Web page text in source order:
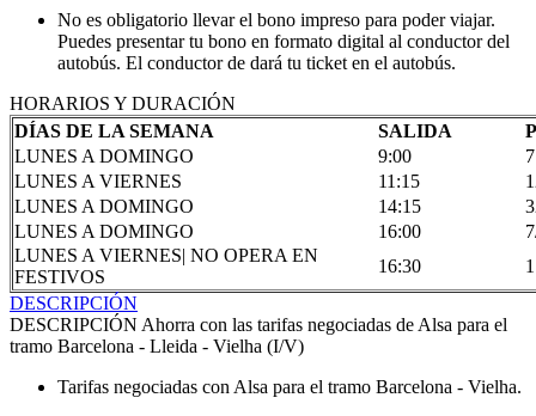
No es obligatorio llevar el bono impreso para poder viajar.
Puedes presentar tu bono en formato digital al conductor del
autobús. El conductor de dará tu ticket en el autobús.
HORARIOS Y DURACIÓN
DÍAS DE LA SEMANA
SALIDA
LUNES A DOMINGO
9:00
7
LUNES A VIERNES
11:15
LUNES A DOMINGO
14:15
LUNES A DOMINGO
16:00
LUNES A VIERNES| NO OPERA EN
FESTIVOS
16:30
DESCRIPCIÓN
DESCRIPCIÓN Ahorra con las tarifas negociadas de Alsa para el
tramo Barcelona - Lleida - Vielha (I/V)
Tarifas negociadas con Alsa para el tramo Barcelona - Vielha.